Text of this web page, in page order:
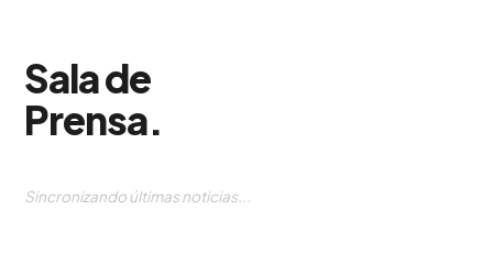
Sala de
Prensa.
Sincronizando últimas noticias...